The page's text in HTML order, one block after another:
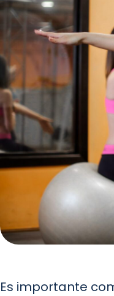
Es importante